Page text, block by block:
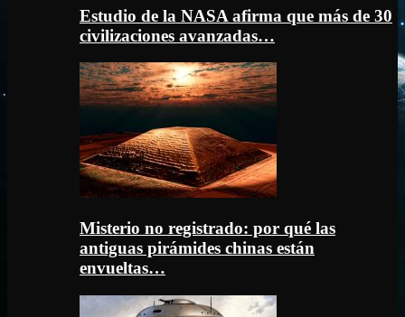
Estudio de la NASA afirma que más de 30
civilizaciones avanzadas…
Misterio no registrado: por qué las
antiguas pirámides chinas están
envueltas…